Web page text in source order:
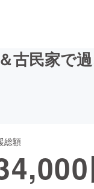
ファッシ
古民家で
総額